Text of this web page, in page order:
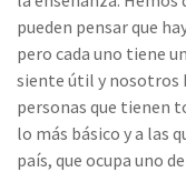
pueden pensar que
pero cada uno tiene
siente útil y nosotros
personas que tienen
lo más básico y a las
país, que ocupa uno